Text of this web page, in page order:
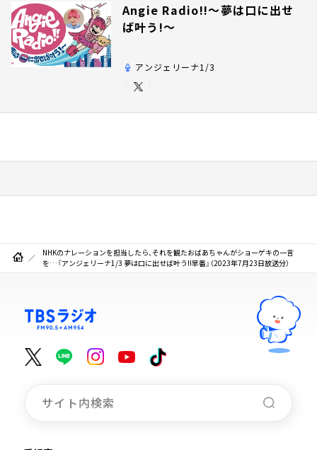
Angie Radio!!～夢は口に出せ
ば叶う!～
アンジェリーナ1/3
NHKのナレーションを担当したら、それを観たおばあちゃんがショーゲキの一言
を…『アンジェリーナ1/3 夢は口に出せば叶う!!早番』（2023年7月23日放送分）